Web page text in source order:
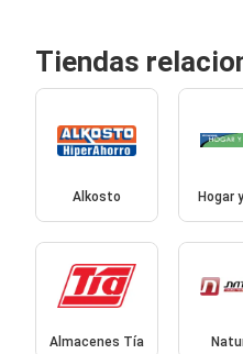
Tiendas
Alkosto Hogar
Almacenes Tía